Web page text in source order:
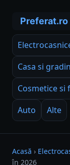
Casa si
Cosmetice si
Auto
Alte
Acasă ›
în 2026